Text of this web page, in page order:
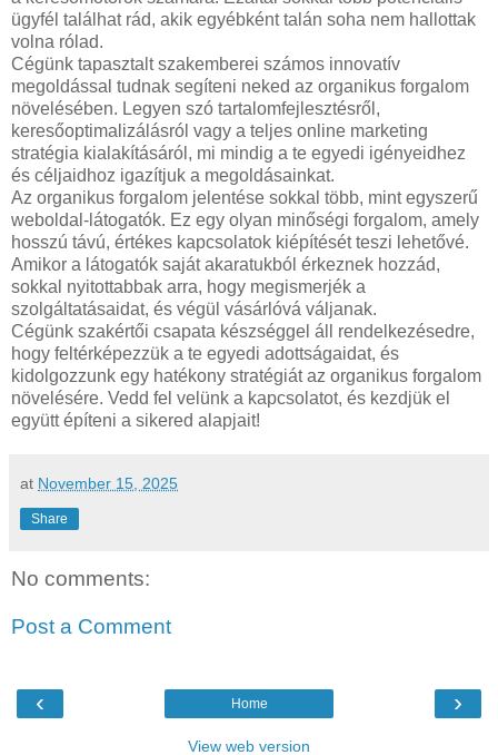
ügyfél találhat rád, akik egyébként talán soha nem hallottak
volna rólad.
Cégünk tapasztalt szakemberei számos innovatív
megoldással tudnak segíteni neked az organikus forgalom
növelésében. Legyen szó tartalomfejlesztésről,
keresőoptimalizálásról vagy a teljes online marketing
stratégia kialakításáról, mi mindig a te egyedi igényeidhez
és céljaidhoz igazítjuk a megoldásainkat.
Az organikus forgalom jelentése sokkal több, mint egyszerű
weboldal-látogatók. Ez egy olyan minőségi forgalom, amely
hosszú távú, értékes kapcsolatok kiépítését teszi lehetővé.
Amikor a látogatók saját akaratukból érkeznek hozzád,
sokkal nyitottabbak arra, hogy megismerjék a
szolgáltatásaidat, és végül vásárlóvá váljanak.
Cégünk szakértői csapata készséggel áll rendelkezésedre,
hogy feltérképezzük a te egyedi adottságaidat, és
kidolgozzunk egy hatékony stratégiát az organikus forgalom
növelésére. Vedd fel velünk a kapcsolatot, és kezdjük el
együtt építeni a sikered alapjait!
at November 15, 2025
Share
No comments:
Post a Comment
‹ ›
Home
View web version